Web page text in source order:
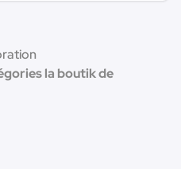
la boutik de